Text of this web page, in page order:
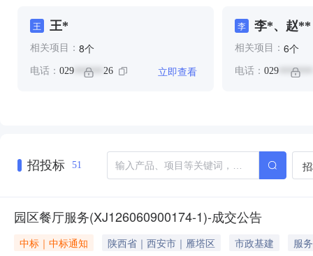
王 王*
相关项目： 8个
电话： 029 ****** 26 立即查看
李 李*、赵**
相关项目： 6个
电话： 029*******
招投标 51
园区餐厅服务(XJ126060900174-1)-成交公告
中标｜中标通知 陕西省｜西安市｜雁塔区 市政基建
服务